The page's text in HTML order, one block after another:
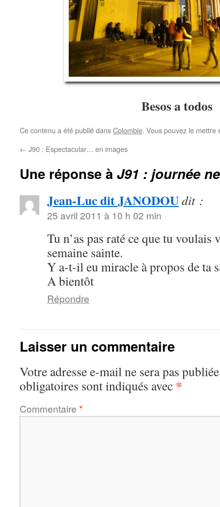
Besos a todos
Ce contenu a été publié dansColombie. Vous pouvez le
← J90 : Espectacular… en images
Une réponse à J91 : journée
Jean-Luc dit JANODOUdit :
25 avril 2011 à 10 h 02 min
Tu n’as pas raté ce que tu
semaine sainte.
Y a-t-il eu miracle à propos de ta
A bientôt
Répondre
Laisser un commentaire
Votre adresse e-mail ne sera pas
obligatoires sont indiqués avec *
Commentaire *